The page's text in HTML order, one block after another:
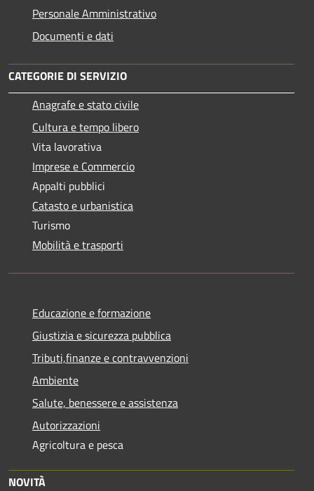
Personale Amministrativo
Documenti e dati
CATEGORIE DI SERVIZIO
Anagrafe e stato civile
Cultura e tempo libero
Vita lavorativa
Imprese e Commercio
Appalti pubblici
Catasto e urbanistica
Turismo
Mobilità e trasporti
Educazione e formazione
Giustizia e sicurezza pubblica
Tributi,finanze e contravvenzioni
Ambiente
Salute, benessere e assistenza
Autorizzazioni
Agricoltura e pesca
NOVITÀ